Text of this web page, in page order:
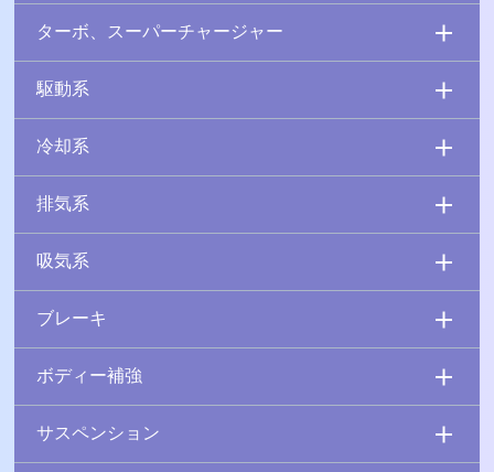
ターボ、スーパーチャージャー
駆動系
冷却系
排気系
吸気系
ブレーキ
ボディー補強
サスペンション